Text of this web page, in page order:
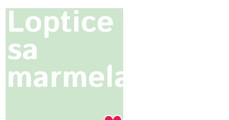
Loptice
sa
marmeladom